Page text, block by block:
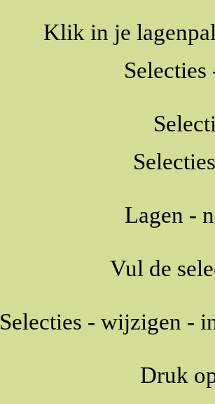
Klik in je
Selecties
Lagen -
Vul de
Selecties - wijzigen -
Druk